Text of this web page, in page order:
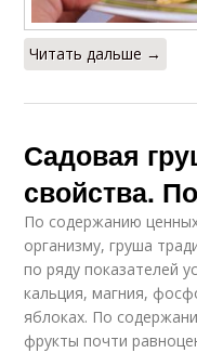
Читать дальше →
Садовая
свойства.
По содержанию
организму, груша
по ряду показателей
кальция, магния,
яблоках. По
фрукты почти